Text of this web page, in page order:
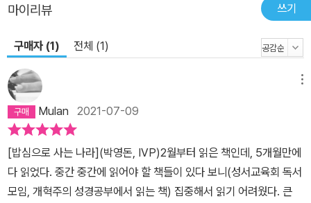
마이리뷰 쓰기
구매자 (1) 전체 (1)
Mulan 2021-07-09
[밥심으로 사는 나라](박영돈, IVP)2월부터 읽은 책인데, 5개월만에
다 읽었다. 중간 중간에 읽어야 할 책들이 있다 보니(성서교육회 독서
모임, 개혁주의 성경공부에서 읽는 책) 집중해서 읽기 어려웠다. 큰